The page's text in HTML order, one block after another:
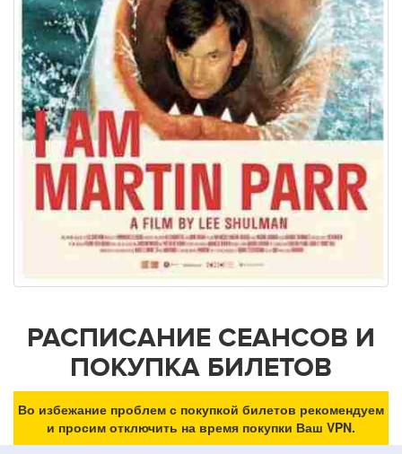
РАСПИСАНИЕ СЕАНСОВ И
ПОКУПКА БИЛЕТОВ
Во избежание проблем с покупкой билетов рекомендуем
и просим отключить на время покупки Ваш VPN.